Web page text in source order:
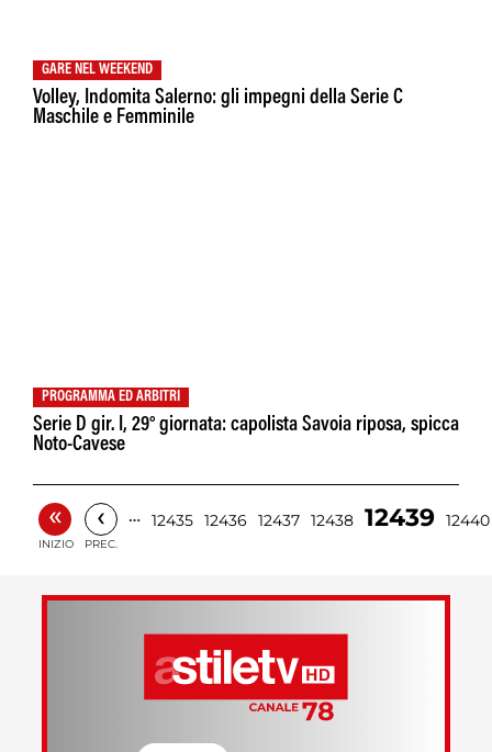
GARE NEL WEEKEND
Volley, Indomita Salerno: gli impegni della Serie C
Maschile e Femminile
PROGRAMMA ED ARBITRI
Serie D gir. I, 29° giornata: capolista Savoia riposa, spicca
Noto-Cavese
«
INIZIO
‹
PREC.
… 12435 12436 12437 12438 12439 12440